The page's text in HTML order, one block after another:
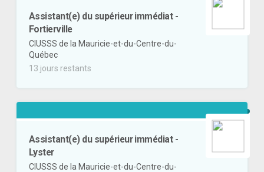
Assistant(e) du supérieur immédiat -
Fortierville
CIUSSS de la Mauricie-et-du-Centre-du-
Québec
13 jours restants
Assistant(e) du supérieur immédiat -
Lyster
CIUSSS de la Mauricie-et-du-Centre-du-